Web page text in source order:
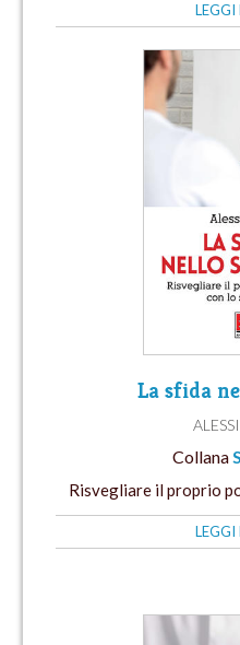
LEGGI
La sfida
Collana
Risvegliare il proprio
LEGGI